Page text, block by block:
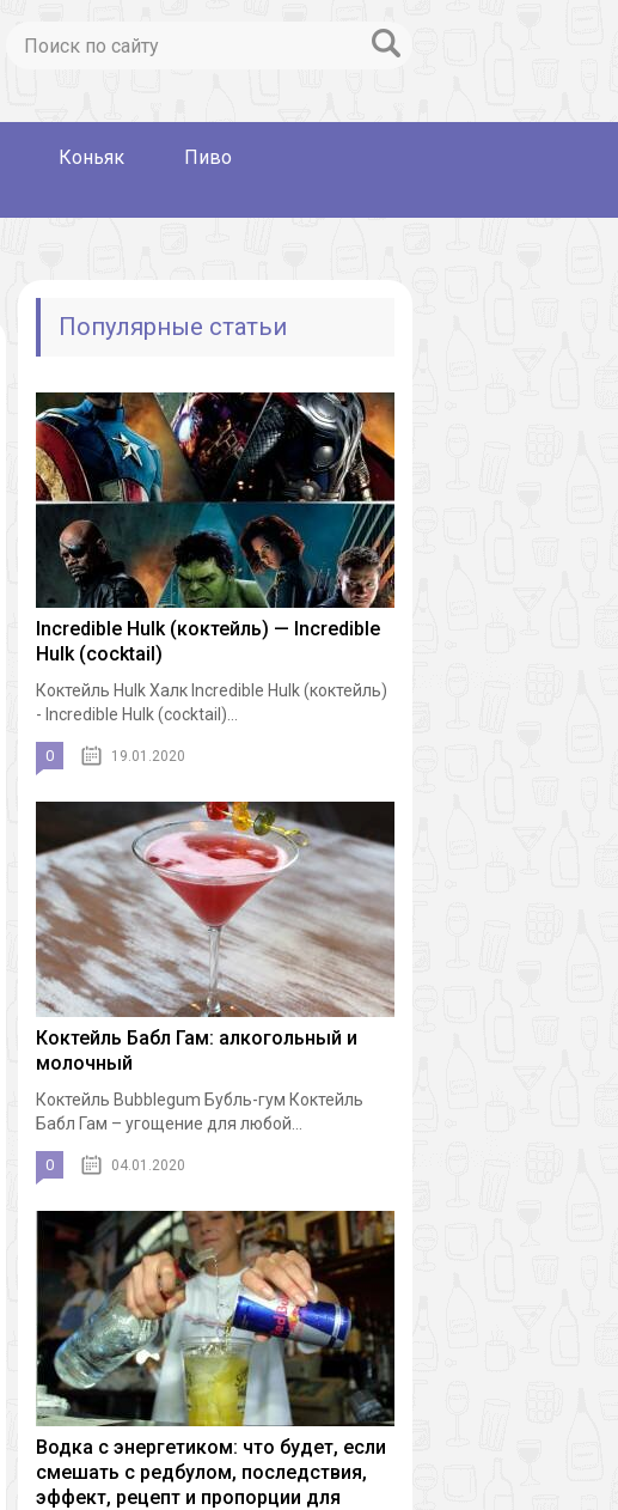
Коньяк
Пиво
Популярные статьи
Incredible Hulk (коктейль) — Incredible
Hulk (cocktail)
Коктейль Hulk Халк Incredible Hulk (коктейль)
- Incredible Hulk (cocktail)...
0 19.01.2020
Коктейль Бабл Гам: алкогольный и
молочный
Коктейль Bubblegum Бубль-гум Коктейль
Бабл Гам – угощение для любой...
0 04.01.2020
Водка с энергетиком: что будет, если
смешать с редбулом, последствия,
эффект, рецепт и пропорции для